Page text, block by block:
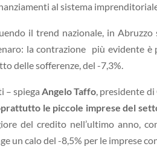
al sistema
il trend nazionale, in
la contrazione più evidente
delle sofferenze, del -7,3%.
– spiegaAngelo Taffo, presidente
le piccole imprese del
del credito nell’ultimo anno,
un calo del -8,5% per le imprese